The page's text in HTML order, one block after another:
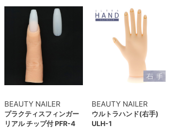
BEAUTY NAILER
プラクティスフィンガー
リアル チップ付 PFR-4
BEAUTY NAILER
ウルトラハンド(右手)
ULH-1